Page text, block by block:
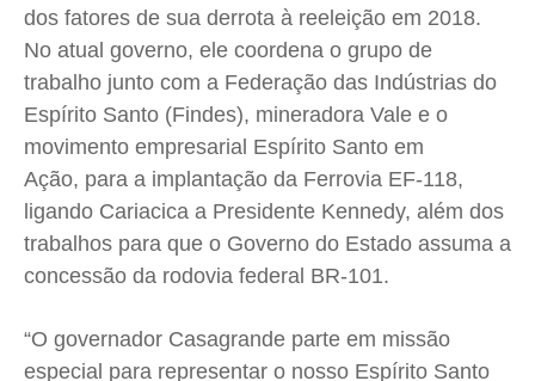
dos fatores de sua derrota à reeleição em 2018.
No atual governo, ele coordena o grupo de
trabalho junto com a Federação das Indústrias do
Espírito Santo (Findes), mineradora Vale e o
movimento empresarial Espírito Santo em
Ação, para a implantação da Ferrovia EF-118,
ligando Cariacica a Presidente Kennedy, além dos
trabalhos para que o Governo do Estado assuma a
concessão da rodovia federal BR-101.
“O governador Casagrande parte em missão
especial para representar o nosso Espírito Santo